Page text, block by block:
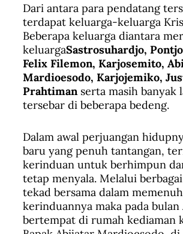
Dari antara para pendatang
terdapat keluarga-keluarga
Beberapa keluarga diantara
keluargaSastrosuhardjo,
Felix Filemon, Karjosemito,
Mardioesodo, Karjojemiko,
Prahtimanserta masih banyak
tersebar di beberapa bedeng.
Dalam awal perjuangan
baru yang penuh tantangan,
kerinduan untuk berhimpun
tetap menyala. Melalui
tekad bersama dalam
kerinduannya maka pada bulan
bertempat di rumah kediaman